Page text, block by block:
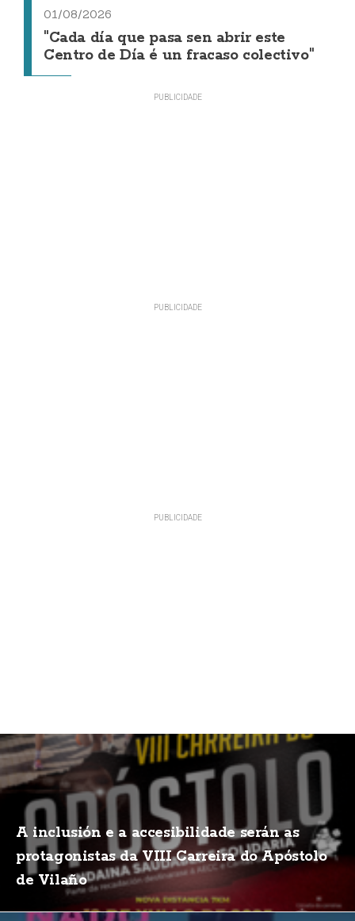
01/08/2026
"Cada día que pasa sen abrir este
Centro de Día é un fracaso colectivo"
A inclusión e a accesibilidade serán as
protagonistas da VIII Carreira do Apóstolo
de Vilaño